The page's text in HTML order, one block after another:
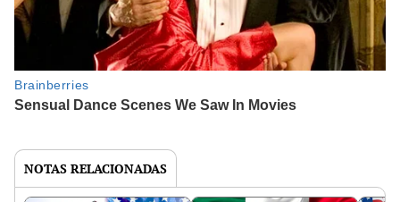
NOTAS RELACIONADAS